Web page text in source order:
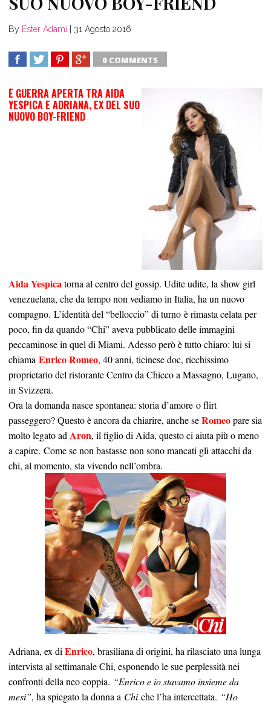
By Ester Adami 31 Agosto 2016
0 COMMENTS
È GUERRA APERTA TRA AIDA
YESPICA E ADRIANA, EX DEL SUO
Aida Yespicatorna al centro del gossip. Udite udite, la show girl
venezuelana, che da tempo non vediamo in Italia, ha un nuovo
compagno. L’identità del “belloccio” di turno è rimasta celata per
poco, fin da quando “Chi” aveva pubblicato delle immagini
peccaminose in quel di Miami. Adesso però è tutto chiaro: lui si
chiama Enrico Romeo, 40 anni, ticinese doc, ricchissimo
proprietario del ristorante Centro da Chicco a Massagno, Lugano,
in Svizzera.
Ora la domanda nasce spontanea: storia d’amore o flirt
passeggero? Questo è ancora da chiarire, anche seRomeopare sia
molto legato adAron, il figlio di Aida, questo ci aiuta più o meno
a capire. Come se non bastasse non sono mancati gli attacchi da
chi, al momento, sta vivendo nell’ombra.
Adriana, ex diEnrico, brasiliana di origini, ha rilasciato una lunga
intervista al settimanale Chi, esponendo le sue perplessità nei
confronti della neo coppia. “Enrico e io stavamo insieme da
mesi”, ha spiegato la donna a Chiche l’ha intercettata. “Ho